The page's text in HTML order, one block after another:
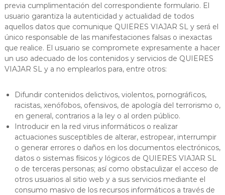
previa cumplimentación del correspondiente formulario. El
usuario garantiza la autenticidad y actualidad de todos
aquellos datos que comunique QUIERES VIAJAR SL y será el
único responsable de las manifestaciones falsas o inexactas
que realice. El usuario se compromete expresamente a hacer
un uso adecuado de los contenidos y servicios de QUIERES
VIAJAR SL y a no emplearlos para, entre otros:
Difundir contenidos delictivos, violentos, pornográficos,
racistas, xenófobos, ofensivos, de apología del terrorismo o,
en general, contrarios a la ley o al orden público.
Introducir en la red virus informáticos o realizar
actuaciones susceptibles de alterar, estropear, interrumpir
o generar errores o daños en los documentos electrónicos,
datos o sistemas físicos y lógicos de QUIERES VIAJAR SL
o de terceras personas; así como obstaculizar el acceso de
otros usuarios al sitio web y a sus servicios mediante el
consumo masivo de los recursos informáticos a través de